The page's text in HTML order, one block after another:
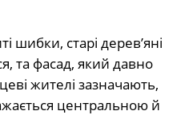
шибки, старі дерев’яні
та фасад, який давно
жителі зазначають,
центральною й